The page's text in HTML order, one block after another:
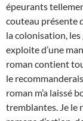
épeurants
couteau présente
la colonisation,
exploite d’une
roman contient
le
roman m’a laissé
tremblantes. Je le